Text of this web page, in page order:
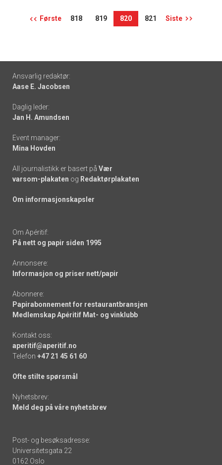
Første 818 819 820 821 Siste
Footer
-
links
Ansvarlig redaktør:
Aase E. Jacobsen
Daglig leder:
Jan H. Amundsen
Event manager:
Mina Hovden
All journalistikk er basert på Vær
varsom-plakaten og Redaktørplakaten
Om informasjonskapsler
Om Apéritif:
På nett og papir siden 1995
Annonsere:
Informasjon og priser nett/papir
Abonnere:
Papirabonnement for restaurantbransjen
Medlemskap Apéritif Mat- og vinklubb
Kontakt oss:
aperitif@aperitif.no
Telefon +47 21 45 61 60
Ofte stilte spørsmål
Nyhetsbrev:
Meld deg på våre nyhetsbrev
Post- og besøksadresse:
Universitetsgata 22
0162 Oslo